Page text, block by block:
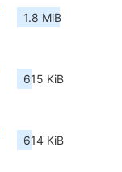
1.8 MiB
615 KiB
614 KiB